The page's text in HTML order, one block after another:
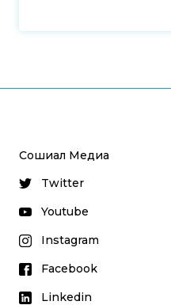
Сошиал Медиа
Twitter
Youtube
Instagram
Facebook
Linkedin